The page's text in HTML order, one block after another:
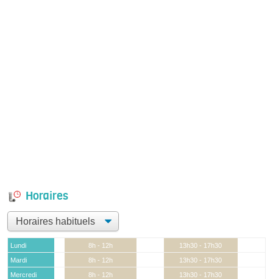
Horaires
Lundi 8h - 12h
13h30 - 17h30
Mardi
8h - 12h
13h30 - 17h30
Mercredi
8h - 12h
13h30 - 17h30